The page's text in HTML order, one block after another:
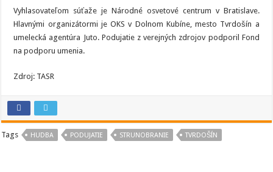
Vyhlasovateľom súťaže je Národné osvetové centrum v Bratislave.
Hlavnými organizátormi je OKS v Dolnom Kubíne, mesto Tvrdošín a
umelecká agentúra Juto. Podujatie z verejných zdrojov podporil Fond
na podporu umenia.
Zdroj: TASR
Tags HUDBA PODUJATIE STRUNOBRANIE TVRDOŠÍN